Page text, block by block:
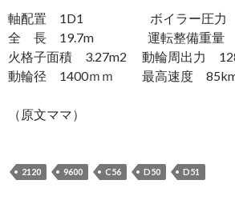
軸配置 1D1 ボイラー圧力
全 長 19.7m 運転整備重量
火格子面積 3.27m2 動輪周出力
動輪径 1400ｍｍ 最高速度
（原文ママ）
2120 9600 C56 D50 D51